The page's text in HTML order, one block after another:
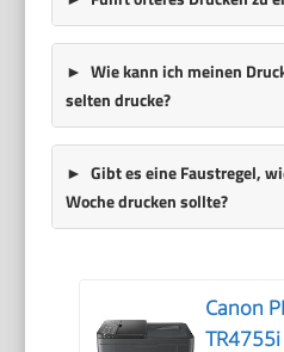
Wie kann ich meinen
selten drucke?
Gibt es eine Faustregel,
Woche drucken sollte?
Canon
TR4755i